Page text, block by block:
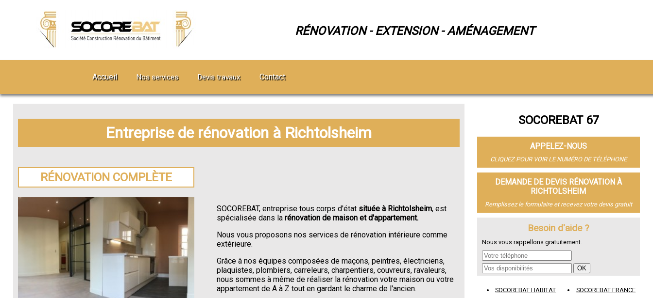
RÉNOVATION - EXTENSION - AMÉNAGEMENT
Accueil Nos services Devis travaux Contact
Entreprise de rénovation à Richtolsheim
RÉNOVATION COMPLÈTE
SOCOREBAT, entreprise tous corps d'état située à Richtolsheim, est
spécialisée dans la rénovation de maison et d'appartement.
Nous vous proposons nos services de rénovation intérieure comme
extérieure.
Grâce à nos équipes composées de maçons, peintres, électriciens,
plaquistes, plombiers, carreleurs, charpentiers, couvreurs, ravaleurs,
nous sommes à même de réaliser la rénovation votre maison ou votre
appartement de A à Z tout en gardant le charme de l'ancien.
SOCOREBAT 67
APPELEZ-NOUS
CLIQUEZ POUR VOIR LE NUMÉRO DE TÉLÉPHONE
DEMANDE DE DEVIS RÉNOVATION À
RICHTOLSHEIM
Remplissez le formulaire et recevez votre devis gratuit
Besoin d'aide ?
Nous vous rappellons gratuitement.
SOCOREBAT HABITAT SOCOREBAT FRANCE